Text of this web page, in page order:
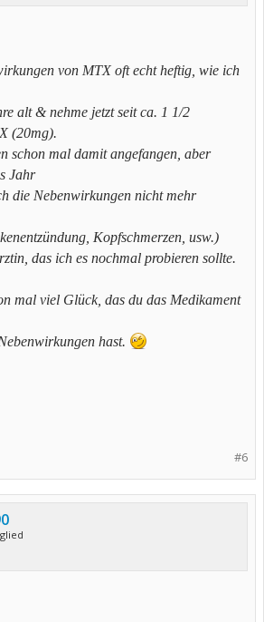
von MTX oft echt heftig, wie ich
alt & nehme jetzt seit ca. 1 1/2
(20mg).
schon mal damit angefangen, aber
Jahr
die Nebenwirkungen nicht mehr
Kopfschmerzen, usw.)
das ich es nochmal probieren sollte.
mal viel Glück, das du das Medikament
hast.
#6